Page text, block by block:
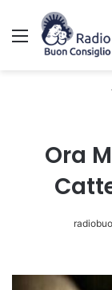
Menu
Ora